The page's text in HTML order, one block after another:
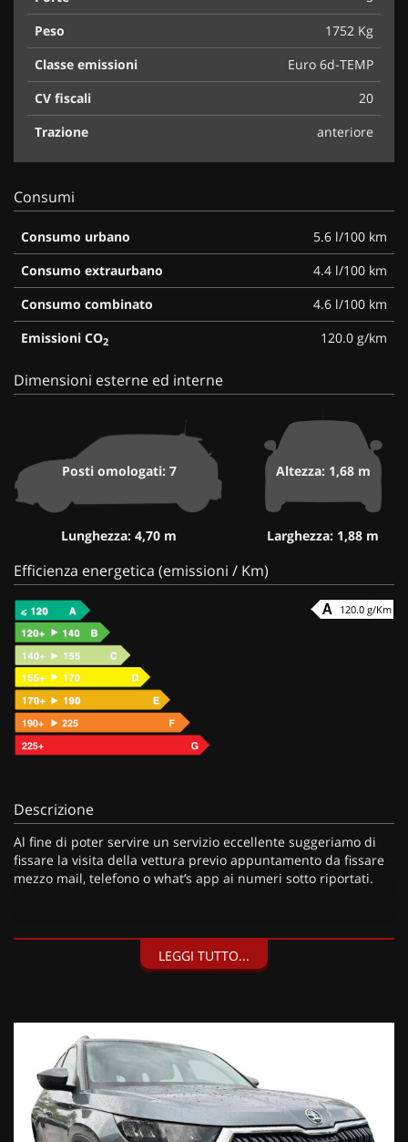
Peso
1752 Kg
Classe emissioni
Euro 6d-TEMP
CV fiscali
20
Trazione
anteriore
Consumi
Consumo urbano
5.6 l/100 km
Consumo extraurbano
4.4 l/100 km
Consumo combinato
4.6 l/100 km
Emissioni CO2 120.0 g/km
Dimensioni esterne ed interne
Posti omologati: 7
Lunghezza: 4,70 m
Altezza: 1,68 m
Larghezza: 1,88 m
Efficienza energetica (emissioni / Km)
120.0 g/Km
Descrizione
Al fine di poter servire un servizio eccellente suggeriamo di
fissare la visita della vettura previo appuntamento da fissare
mezzo mail, telefono o what’s app ai numeri sotto riportati.
• Consegna a domicilio;
individuali/società);
• Polizze Kasko fino a 60 mesi di durata con estensione “valore
a nuovo”;
• Garanzia legale di Conformità prevista obbligatoriamente
dal Codice del Consumo;
• Garanzia estendibile fino a 60 mesi.
LEGGI TUTTO...